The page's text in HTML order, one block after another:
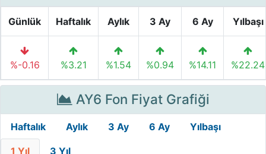
Günlük Haftalık Aylık 3 Ay 6 Ay Yılbaşı
%-0.16 %3.21 %1.54 %0.94 %14.11 %22.24
AY6 Fon Fiyat Grafiği
Haftalık Aylık 3 Ay 6 Ay Yılbaşı
1 Yıl 3 Yıl